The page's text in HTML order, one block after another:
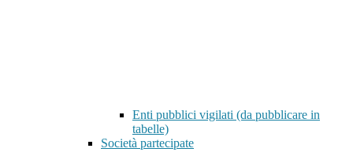
Enti pubblici vigilati (da pubblicare in
tabelle)
Società partecipate